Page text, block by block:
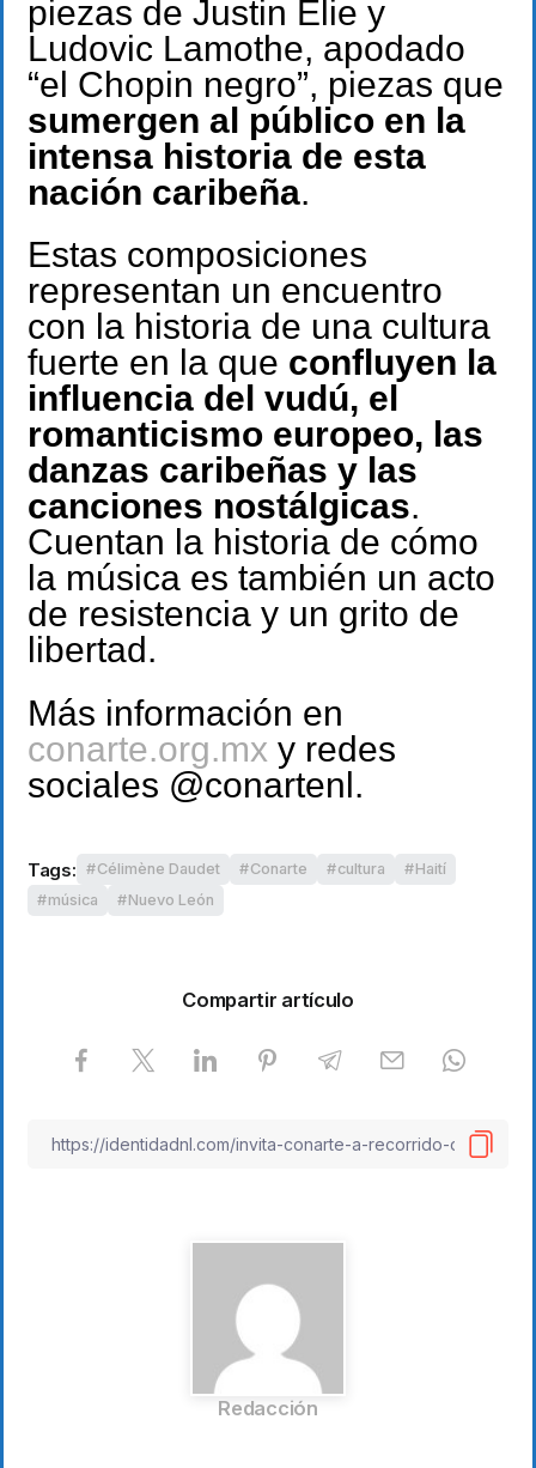
piezas de Justin Elie y
Ludovic Lamothe, apodado
“el Chopin negro”, piezas que
sumergen al público en la
intensa historia de esta
nación caribeña.
Estas composiciones
representan un encuentro
con la historia de una cultura
fuerte en la que confluyen la
influencia del vudú, el
romanticismo europeo, las
danzas caribeñas y las
canciones nostálgicas.
Cuentan la historia de cómo
la música es también un acto
de resistencia y un grito de
libertad.
Más información en
conarte.org.mx y redes
sociales @conartenl.
Tags: Célimène Daudet Conarte cultura
Haití
música
Nuevo León
Compartir artículo
Redacción